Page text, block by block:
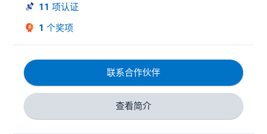
11 项认证
1 个奖项
联系合作伙伴
查看简介